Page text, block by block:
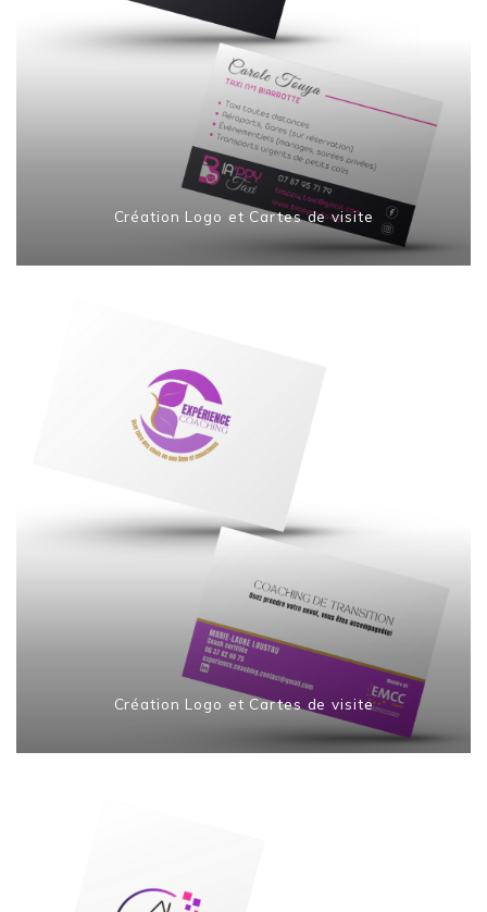
Création Logo et Cartes de visite
Création Logo et Cartes de visite